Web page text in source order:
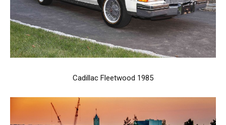
Cadillac Fleetwood 1985